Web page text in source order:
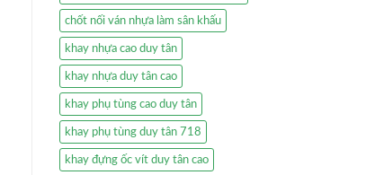
chốt nối ván nhựa làm sân khấu
khay nhựa cao duy tân
khay nhựa duy tân cao
khay phụ tùng cao duy tân
khay phụ tùng duy tân 718
khay đựng ốc vít duy tân cao